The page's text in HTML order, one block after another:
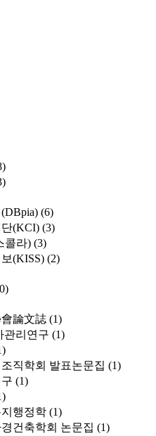
(6)
(KCI) (3)
콜라) (3)
(KISS) (2)
論文誌 (1)
관리연구 (1)
직학회 발표논문집 (1)
(1)
행정학 (1)
건축학회 논문집 (1)